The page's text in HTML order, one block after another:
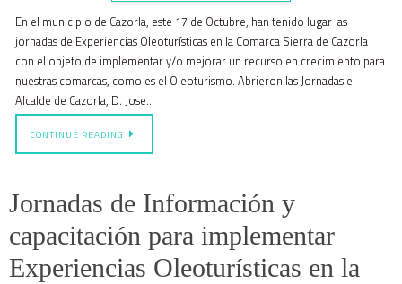
En el municipio de Cazorla, este 17 de Octubre, han tenido lugar las
jornadas de Experiencias Oleoturísticas en la Comarca Sierra de Cazorla
con el objeto de implementar y/o mejorar un recurso en crecimiento para
nuestras comarcas, como es el Oleoturismo. Abrieron las Jornadas el
Alcalde de Cazorla, D. Jose…
CONTINUE READING
Jornadas de Información y
capacitación para implementar
Experiencias Oleoturísticas en la